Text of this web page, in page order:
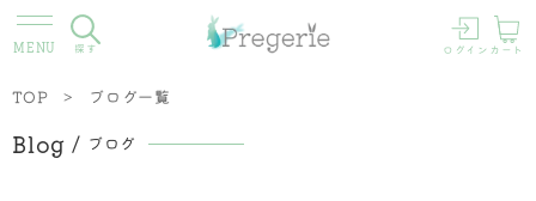
探す ログイン カート
TOP ブログ一覧
Blog ブログ